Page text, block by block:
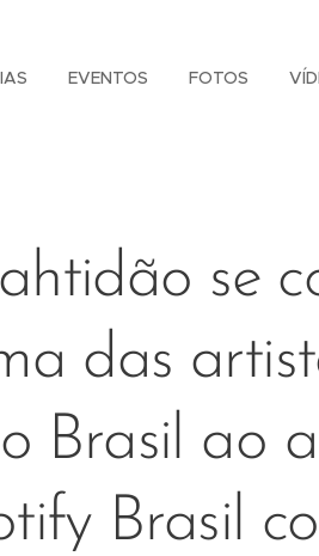
EVENTOS FOTOS
se
das
Brasil ao
Brasil